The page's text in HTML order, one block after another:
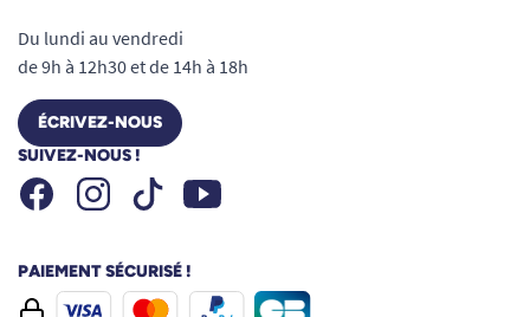
Du lundi au vendredi
de 9h à 12h30 et de 14h à 18h
ÉCRIVEZ-NOUS
SUIVEZ-NOUS !
FacebookInstagramTiktok Youtube
PAIEMENT SÉCURISÉ !